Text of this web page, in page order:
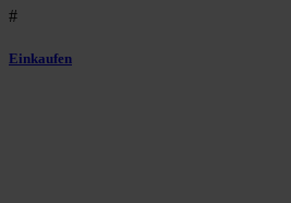
#
Einkaufen